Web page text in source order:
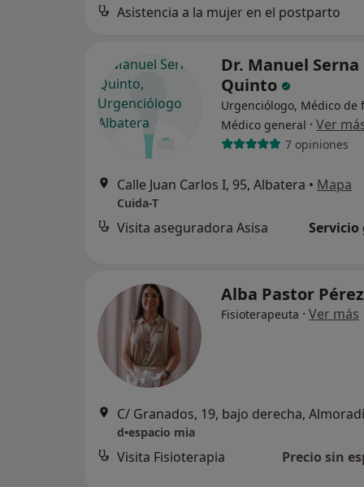
Asistencia a la mujer en el postparto
Dr. Manuel Serna
Quinto
Urgenciólogo, Médico de
Médico general · Ver
7 opiniones
Calle Juan Carlos I, 95, Albatera • Mapa
Cuida-T
Visita aseguradora Asisa
Alba Pastor
Fisioterapeuta · Ver más
C/ Granados, 19, bajo derecha, Almoradí
d•espacio mia
Visita Fisioterapia Precio sin